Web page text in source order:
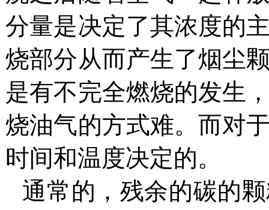
分量是决定了其浓度的
烧部分从而产生了烟尘
是有不完全燃烧的发生
烧油气的方式难。而对
时间和温度决定的。
通常的 ， 残余的碳的